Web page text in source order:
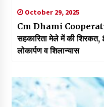
October 29, 2025
Cm Dhami
सहकारिता मेले में की
लोकार्पण व शिलान्यास